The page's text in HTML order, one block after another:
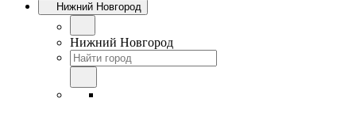
Нижний Новгород
Нижний Новгород